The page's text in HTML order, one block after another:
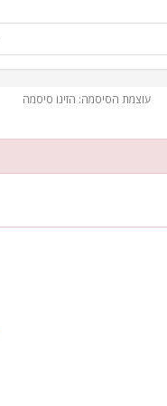
עוצמת הסיסמה: הזינו סיסמה